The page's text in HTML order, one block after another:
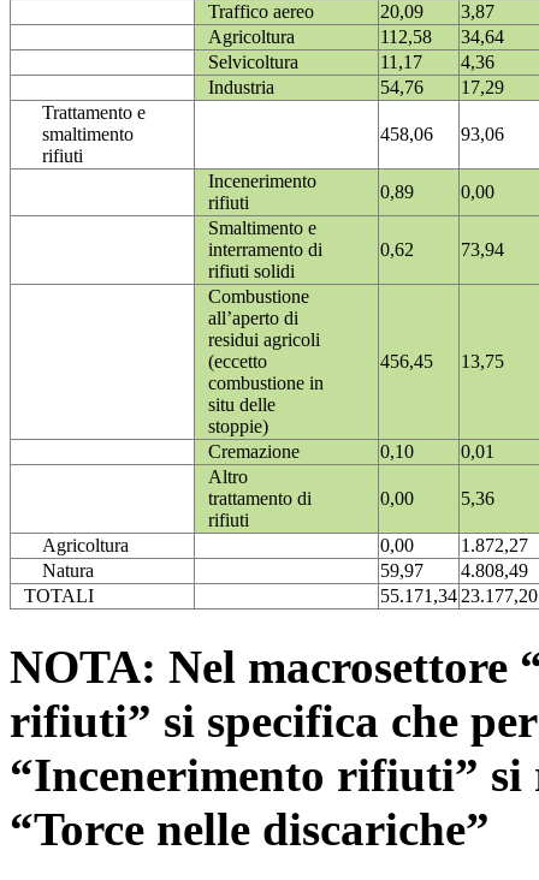
Traffico aereo 20,09
3,87
Agricoltura
112,58
34,64
Selvicoltura
11,17
4,36
Industria
54,76
17,29
Trattamento e
smaltimento
rifiuti
458,06 93,06
Incenerimento
rifiuti
0,89
0,00
Smaltimento e
interramento di
rifiuti solidi
0,62 73,94
Combustione
all’aperto di
residui agricoli
(eccetto
combustione in
situ delle
stoppie)
456,45 13,75
Cremazione 0,10
0,01
Altro
trattamento di
rifiuti
0,00 5,36
Agricoltura 0,00
1.872,27
Natura
59,97
4.808,49
TOTALI
55.171,3423.177,20
NOTA: Nel macrosettore
rifiuti” si specifica che
“Incenerimento rifiuti”
“Torce nelle discariche”